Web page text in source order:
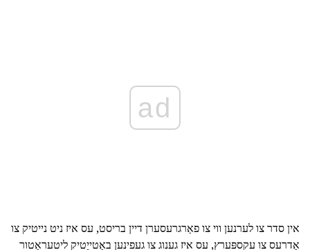
ad
אין סדר צו לערנען ווי צו פאַרגרעסערן דיין בריסט, עס איז ניט נייטיק צו
אַדרעס צו עקספּערץ, עס איז גענוג צו געפינען באַטייַטיק ליטעראַטור